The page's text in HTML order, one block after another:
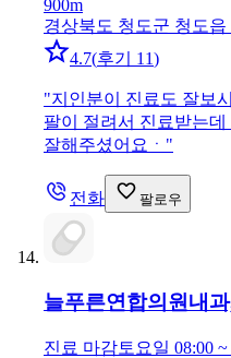
900m
경상북도 청도군 청도읍
4.7(후기 11)
"지인분이 진료도 잘보
팔이 절려서 진료받는
잘해주셨어요ㆍ "
전화 팔로우
늘푸른연합의원 내
진료 마감토요일 08:00 ~